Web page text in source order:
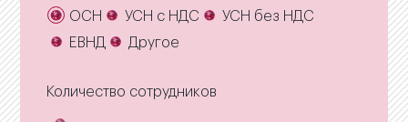
ОСН УСН с НДС
УСН без НДС
ЕВНД
Другое
Количество сотрудников